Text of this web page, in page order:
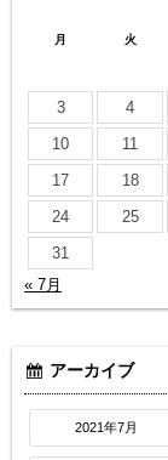
月 火
3
4
10
11
17
18
24
25
31
« 7月
アーカイブ
2021年7月